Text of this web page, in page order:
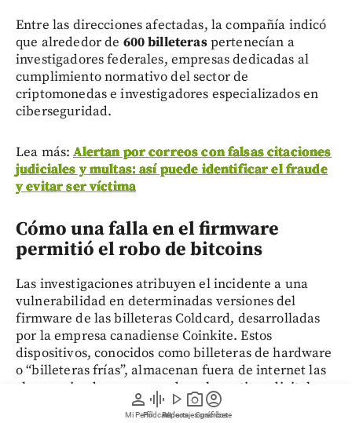
person
Mi Perfil
graphic_eq
Pódcast
play_arrow
Videos
photo_camera
Reportajes gráficos
account_circle
Suscríbete
Entre las direcciones afectadas, la compañía indicó
que alrededor de 600 billeteraspertenecían a
investigadores federales, empresas dedicadas al
cumplimiento normativo del sector de
criptomonedas e investigadores especializados en
ciberseguridad.
Lea más:Alertan por correos con falsas citaciones
judiciales y multas: así puede identificar el fraude
y evitar ser víctima
Cómo una falla en el firmware
permitió el robo de bitcoins
Las investigaciones atribuyen el incidente a una
vulnerabilidad en determinadas versiones del
firmware de las billeteras Coldcard, desarrolladas
por la empresa canadiense Coinkite. Estos
dispositivos, conocidos como billeteras de hardware
o “billeteras frías”, almacenan fuera de internet las
claves privadas para acceder a los activos digitales.